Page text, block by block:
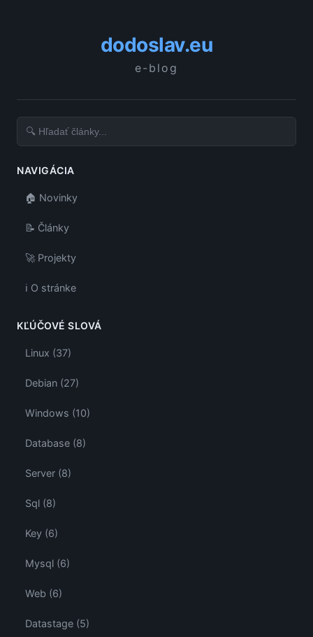
dodoslav.eu
e-blog
NAVIGÁCIA
🏠 Novinky
📝 Články
🚀 Projekty
ℹ️ O stránke
KĽÚČOVÉ SLOVÁ
Linux (37)
Debian (27)
Windows (10)
Database (8)
Server (8)
Sql (8)
Key (6)
Mysql (6)
Web (6)
Datastage (5)